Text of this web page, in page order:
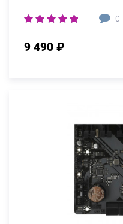
0
9 490 ₽